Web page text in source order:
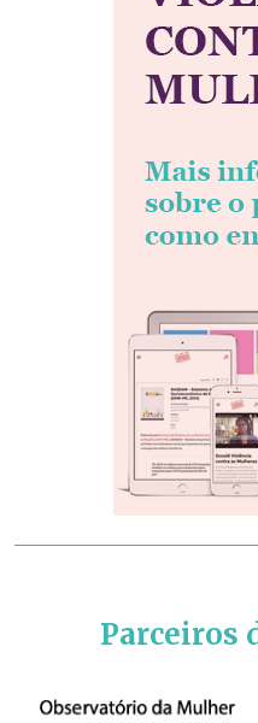
Parceiros